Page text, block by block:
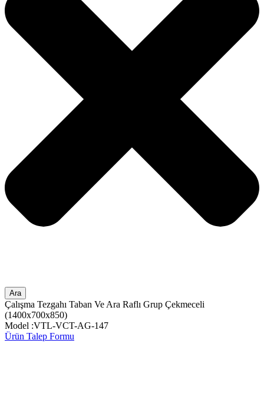
Ara
Çalışma Tezgahı Taban Ve Ara Raflı Grup Çekmeceli
(1400x700x850)
Model :VTL-VCT-AG-147
Ürün Talep Formu